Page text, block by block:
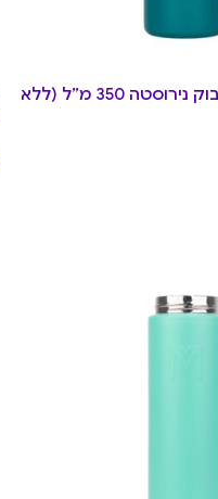
גוף אוניברסלי לבקבוק נירוסטה 350 מ”ל (ללא